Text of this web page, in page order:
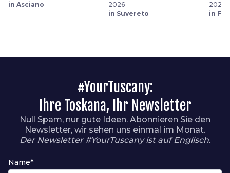
in Asciano
2026
in Suvereto
2026
in
#YourTuscany:
Ihre Toskana, Ihr Newsletter
Null Spam, nur gute Ideen. Abonnieren Sie den
Newsletter, wir sehen uns einmal im Monat.
Der Newsletter #YourTuscany ist auf Englisch.
Name*